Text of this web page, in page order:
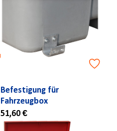
Befestigung für
Fahrzeugbox
51,60 €